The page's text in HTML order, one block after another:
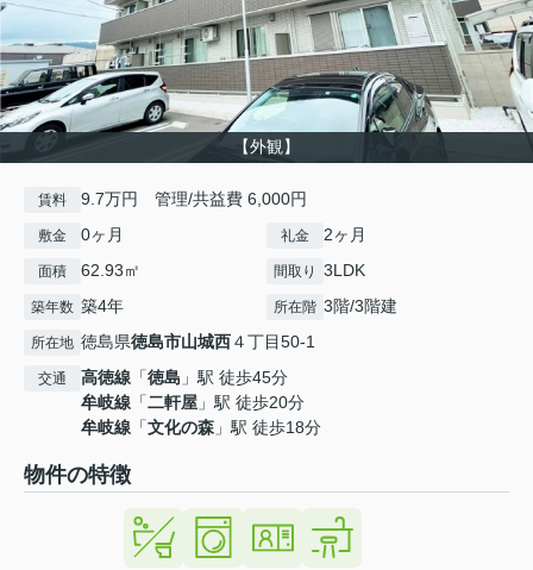
【外観】
賃料 9.7万円 管理/共益費 6,000円
敷金 0ヶ月 礼金 2ヶ月
面積 62.93㎡ 間取り 3LDK
築年数 築4年 所在階 3階/3階建
所在地 徳島県徳島市山城西４丁目50-1
交通 高徳線 「徳島 」駅 徒歩45分
牟岐線 「二軒屋 」駅 徒歩20分
牟岐線 「文化の森 」駅 徒歩18分
物件の特徴